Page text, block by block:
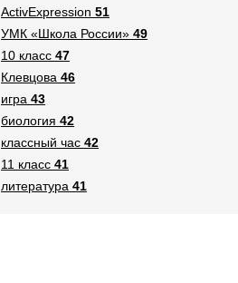
ActivExpression 51
УМК «Школа России» 49
10 класс 47
Клевцова 46
игра 43
биология 42
классный час 42
11 класс 41
литература 41